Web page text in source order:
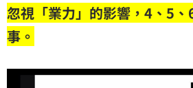
忽視「業力」的影響， 4 、5
事。